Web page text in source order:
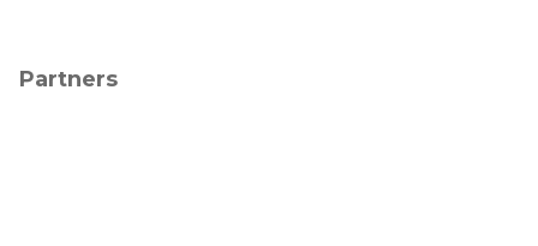
Partners